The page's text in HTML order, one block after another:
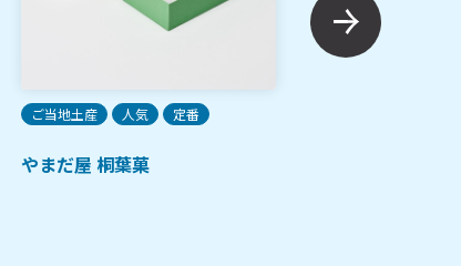
ご当地土産 人気 定番
やまだ屋 桐葉菓